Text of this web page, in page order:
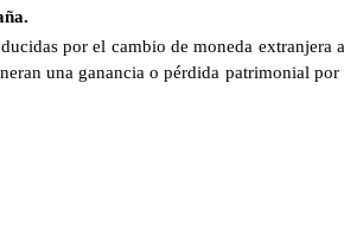
por el cambio de moneda extranjera
una ganancia o pérdida patrimonial